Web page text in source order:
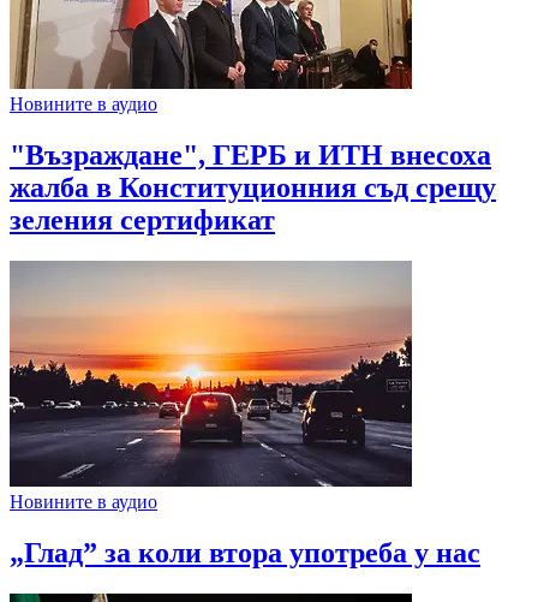
Новините в аудио
"Възраждане", ГЕРБ и ИТН внесоха
жалба в Конституционния съд срещу
зеления сертификат
Новините в аудио
„Глад” за коли втора употреба у нас